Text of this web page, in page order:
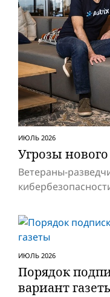
ИЮЛЬ 2026
Угрозы
Ветераны-
ИЮЛЬ 2026
Порядок
вариант